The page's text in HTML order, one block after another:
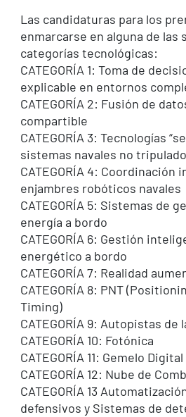
Las candidaturas para los
enmarcarse en alguna de las
categorías tecnológicas:
CATEGORÍA 1: Toma de
explicable en entornos
CATEGORÍA 2: Fusión de
compartible
CATEGORÍA 3: Tecnologías
sistemas navales no
CATEGORÍA 4: Coordinación
enjambres robóticos navales
CATEGORÍA 5: Sistemas de
energía a bordo
CATEGORÍA 6: Gestión
energético a bordo
CATEGORÍA 7: Realidad
CATEGORÍA 8: PNT
Timing)
CATEGORÍA 9: Autopistas de
CATEGORÍA 10: Fotónica
CATEGORÍA 11: Gemelo Digital
CATEGORÍA 12: Nube de
CATEGORÍA 13
defensivos y Sistemas de